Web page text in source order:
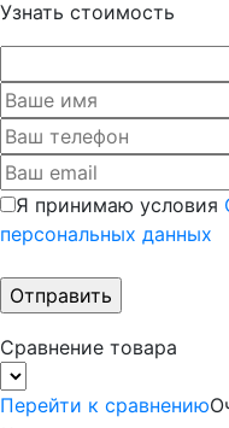
Узнать стоимость
Я принимаю условия
персональных данных
Сравнение товара
Перейти к сравнению